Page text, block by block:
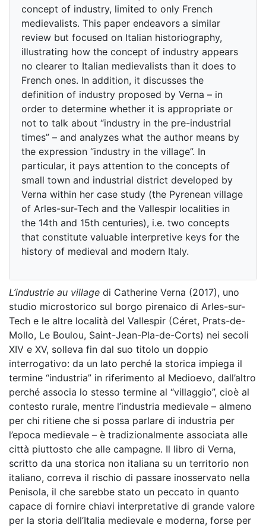
concept of industry, limited to only French
medievalists. This paper endeavors a similar
review but focused on Italian historiography,
illustrating how the concept of industry appears
no clearer to Italian medievalists than it does to
French ones. In addition, it discusses the
definition of industry proposed by Verna – in
order to determine whether it is appropriate or
not to talk about “industry in the pre-industrial
times” – and analyzes what the author means by
the expression “industry in the village”. In
particular, it pays attention to the concepts of
small town and industrial district developed by
Verna within her case study (the Pyrenean village
of Arles-sur-Tech and the Vallespir localities in
the 14th and 15th centuries), i.e. two concepts
that constitute valuable interpretive keys for the
history of medieval and modern Italy.
L’industrie au village di Catherine Verna (2017), uno
studio microstorico sul borgo pirenaico di Arles-sur-
Tech e le altre località del Vallespir (Céret, Prats-de-
Mollo, Le Boulou, Saint-Jean-Pla-de-Corts) nei secoli
XIV e XV, solleva fin dal suo titolo un doppio
interrogativo: da un lato perché la storica impiega il
termine “industria” in riferimento al Medioevo, dall’altro
perché associa lo stesso termine al “villaggio”, cioè al
contesto rurale, mentre l’industria medievale – almeno
per chi ritiene che si possa parlare di industria per
l’epoca medievale – è tradizionalmente associata alle
città piuttosto che alle campagne. Il libro di Verna,
scritto da una storica non italiana su un territorio non
italiano, correva il rischio di passare inosservato nella
Penisola, il che sarebbe stato un peccato in quanto
capace di fornire chiavi interpretative di grande valore
per la storia dell’Italia medievale e moderna, forse per